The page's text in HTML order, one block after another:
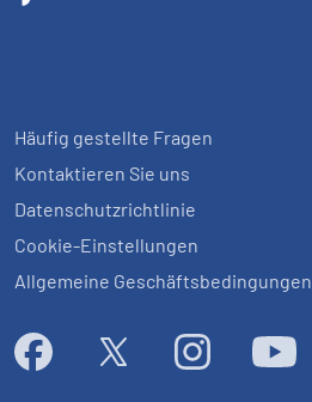
Häufig gestellte Fragen
Kontaktieren Sie uns
Datenschutzrichtlinie
Cookie-Einstellungen
Allgemeine Geschäftsbedingungen